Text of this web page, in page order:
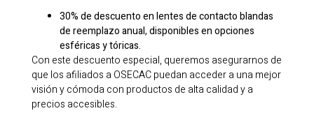
30% de descuento en lentes de contacto blandas
de reemplazo anual, disponibles en opciones
esféricas y tóricas.
Con este descuento especial, queremos asegurarnos de
que los afiliados a OSECAC puedan acceder a una mejor
visión y cómoda con productos de alta calidad y a
precios accesibles.